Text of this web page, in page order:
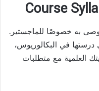
به خصوصًا للماجستير.
في البكالوريوس،
العلمية مع متطلبات